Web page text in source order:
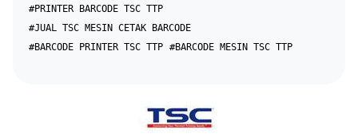
#PRINTER BARCODE TSC TTP
#JUAL TSC MESIN CETAK BARCODE
#BARCODE PRINTER TSC TTP #BARCODE MESIN TSC TTP